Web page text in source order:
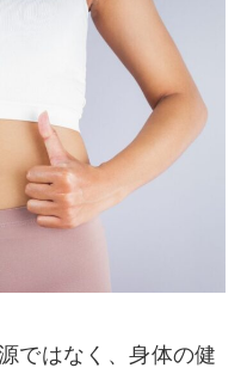
ではなく、身体の健